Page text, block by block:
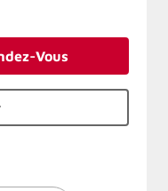
Vous